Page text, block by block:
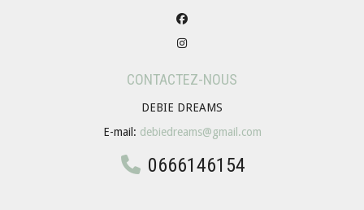
CONTACTEZ-NOUS
DEBIE DREAMS
E-mail: debiedreams@gmail.com
0666146154